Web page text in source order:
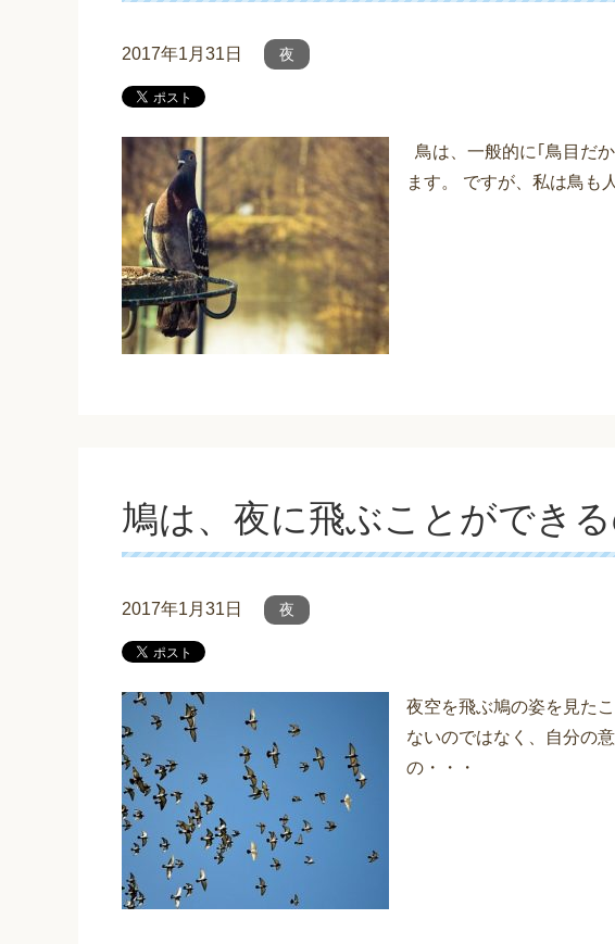
2017年1月31日 夜
鳥は、一般的に｢鳥目だ
ます。 ですが、私は鳥も
鳩は、夜に飛ぶことができる
2017年1月31日 夜
夜空を飛ぶ鳩の姿を見た
ないのではなく、自分の
の・・・